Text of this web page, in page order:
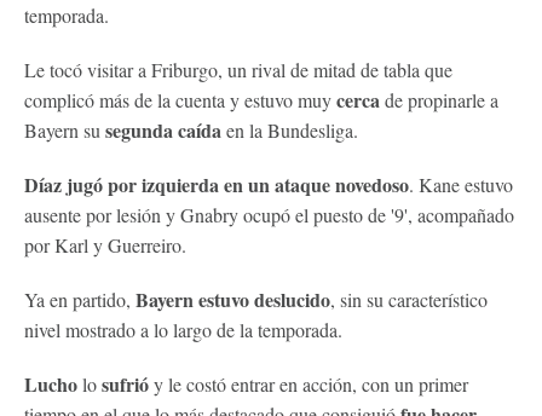
temporada.
Le tocó visitar a Friburgo, un rival de mitad de tabla que
complicó más de la cuenta y estuvo muycercade propinarle a
Bayern su segunda caídaen la Bundesliga.
Díaz jugó por izquierda en un ataque novedoso. Kane estuvo
ausente por lesión y Gnabry ocupó el puesto de '9', acompañado
por Karl y Guerreiro.
Ya en partido, Bayern estuvo deslucido, sin su característico
nivel mostrado a lo largo de la temporada.
Lucholosufrióy le costó entrar en acción, con un primer